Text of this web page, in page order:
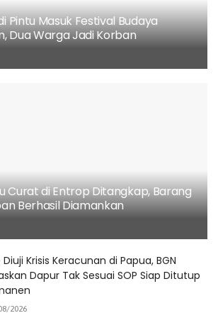
08/2026
Pintu Masuk Festival Budaya
Dua Warga Jadi Korban
Curat di Entrop Ditangkap, Barang
Berhasil Diamankan
Diuji Krisis Keracunan di Papua, BGN
Dapur Tak Sesuai SOP Siap Ditutup
2026